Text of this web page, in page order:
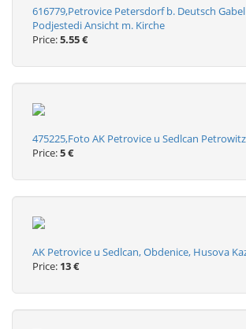
616779,Petrovice Petersdorf b. Deutsch
Podjestedi Ansicht m. Kirche
Price:5.55 €
475225,Foto AK Petrovice u Sedlcan
Price:5 €
AK Petrovice u Sedlcan, Obdenice, Husova
Price: 13 €